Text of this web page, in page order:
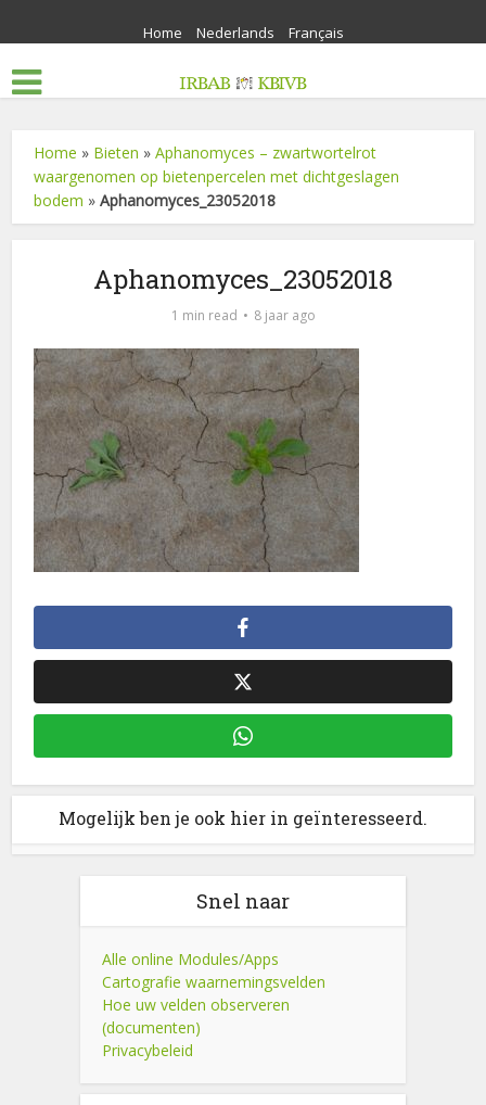
Home Nederlands Français
Home » Bieten »Aphanomyces – zwartwortelrot
waargenomen op bietenpercelen met dichtgeslagen
bodem »Aphanomyces_23052018
Aphanomyces_23052018
1 min read 8 jaar ago
Mogelijk ben je ook hier in geïnteresseerd.
Snel naar
Alle online Modules/Apps
Cartografie waarnemingsvelden
Hoe uw velden observeren
(documenten)
Privacybeleid